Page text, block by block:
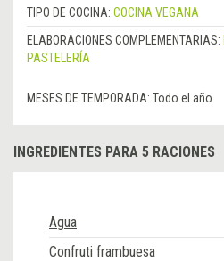
TIPO DE COCINA: COCINA VEGANA
ELABORACIONES COMPLEMENTARIAS:
PASTELERÍA
MESES DE TEMPORADA: Todo el año
INGREDIENTES PARA 5 RACIONES
Agua
Confruti frambuesa